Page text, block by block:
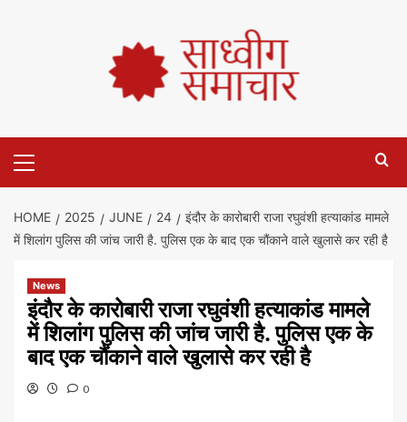
HOME 2025 JUNE 24
इंदौर के कारोबारी राजा रघुवंशी हत्याकांड मामले
में शिलांग पुलिस की जांच जारी है. पुलिस एक के बाद एक चौंकाने वाले खुलासे कर रही है
News
इंदौर के कारोबारी राजा रघुवंशी हत्याकांड मामले
में शिलांग पुलिस की जांच जारी है. पुलिस एक के
बाद एक चौंकाने वाले खुलासे कर रही है
0